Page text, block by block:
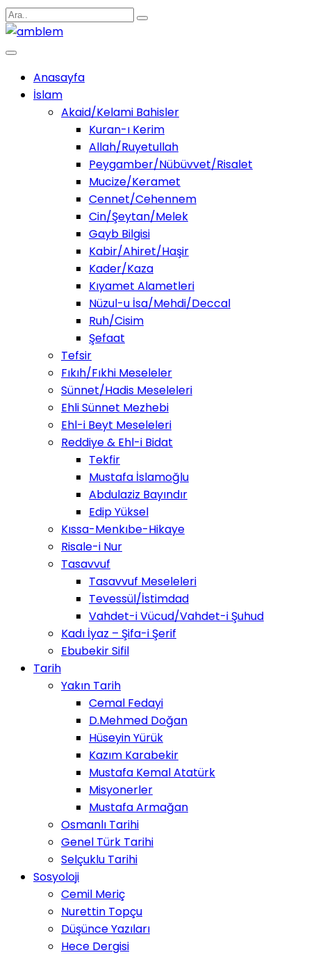
Anasayfa
İslam
Akaid/Kelami Bahisler
Kuran-ı Kerim
Allah/Ruyetullah
Peygamber/Nübüvvet/Risalet
Mucize/Keramet
Cennet/Cehennem
Cin/Şeytan/Melek
Gayb Bilgisi
Kabir/Ahiret/Haşir
Kader/Kaza
Kıyamet Alametleri
Nüzul-u İsa/Mehdi/Deccal
Ruh/Cisim
Şefaat
Tefsir
Fıkıh/Fıkhi Meseleler
Sünnet/Hadis Meseleleri
Ehli Sünnet Mezhebi
Ehl-i Beyt Meseleleri
Reddiye & Ehl-i Bidat
Tekfir
Mustafa İslamoğlu
Abdulaziz Bayındır
Edip Yüksel
Kıssa-Menkıbe-Hikaye
Risale-i Nur
Tasavvuf
Tasavvuf Meseleleri
Tevessül/İstimdad
Vahdet-i Vücud/Vahdet-i Şuhud
Kadı İyaz – Şifa-i Şerif
Ebubekir Sifil
Tarih
Yakın Tarih
Cemal Fedayi
D.Mehmed Doğan
Hüseyin Yürük
Kazım Karabekir
Mustafa Kemal Atatürk
Misyonerler
Mustafa Armağan
Osmanlı Tarihi
Genel Türk Tarihi
Selçuklu Tarihi
Sosyoloji
Cemil Meriç
Nurettin Topçu
Düşünce Yazıları
Hece Dergisi